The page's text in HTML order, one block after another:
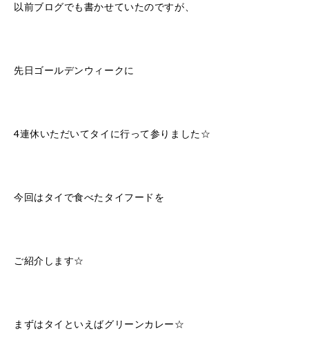
以前ブログでも書かせていたのですが、
先日ゴールデンウィークに
4連休いただいてタイに行って参りました☆
今回はタイで食べたタイフードを
ご紹介します☆
まずはタイといえばグリーンカレー☆